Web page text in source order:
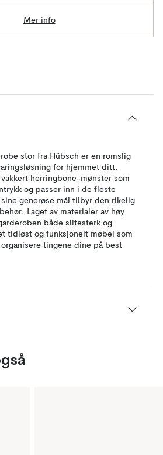
Mer info
stor fra Hübsch er en romslig
for hjemmet ditt.
herringbone-mønster som
og passer inn i de fleste
generøse mål tilbyr den rikelig
Laget av materialer av høy
både slitesterk og
tidløst og funksjonelt møbel som
tingene dine på best